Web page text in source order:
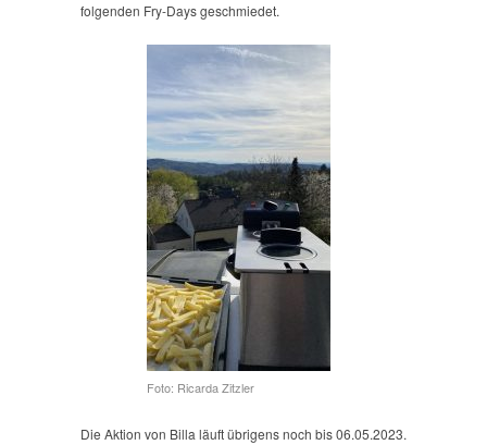
folgenden Fry-Days geschmiedet.
Foto: Ricarda Zitzler
Die Aktion von Billa läuft übrigens noch bis 06.05.2023.